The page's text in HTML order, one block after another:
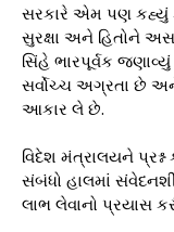
સરકારે એમ પણ કહ્યું કે
સુરક્ષા અને હિતોને
સિંહે ભારપૂર્વક
સર્વોચ્ચ અગ્રતા છે અને
આકાર લે છે.
વિદેશ મંત્રાલયને
સંબંધો હાલમાં
લાભ લેવાનો પ્રયાસ